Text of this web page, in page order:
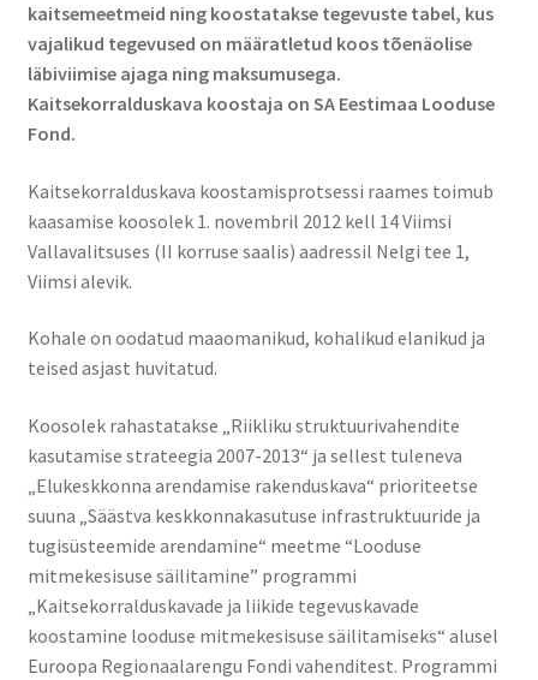
kaitsemeetmeid ning koostatakse tegevuste tabel, kus
vajalikud tegevused on määratletud koos tõenäolise
läbiviimise ajaga ning maksumusega.
Kaitsekorralduskava koostaja on SA Eestimaa Looduse
Fond.
Kaitsekorralduskava koostamisprotsessi raames toimub
kaasamise koosolek 1. novembril 2012 kell 14 Viimsi
Vallavalitsuses (II korruse saalis) aadressil Nelgi tee 1,
Viimsi alevik.
Kohale on oodatud maaomanikud, kohalikud elanikud ja
teised asjast huvitatud.
Koosolek rahastatakse „Riikliku struktuurivahendite
kasutamise strateegia 2007-2013“ ja sellest tuleneva
„Elukeskkonna arendamise rakenduskava“ prioriteetse
suuna „Säästva keskkonnakasutuse infrastruktuuride ja
tugisüsteemide arendamine“ meetme “Looduse
mitmekesisuse säilitamine” programmi
„Kaitsekorralduskavade ja liikide tegevuskavade
koostamine looduse mitmekesisuse säilitamiseks“ alusel
Euroopa Regionaalarengu Fondi vahenditest. Programmi